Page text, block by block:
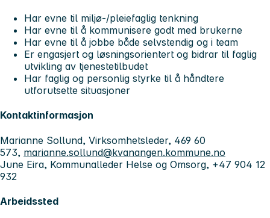
Har evne til miljø-/pleiefaglig tenkning
Har evne til å kommunisere godt med brukerne
Har evne til å jobbe både selvstendig og i team
Er engasjert og løsningsorientert og bidrar til faglig
utvikling av tjenestetilbudet
Har faglig og personlig styrke til å håndtere
utforutsette situasjoner
Kontaktinformasjon
Marianne Sollund, Virksomhetsleder, 469 60
573, marianne.sollund@kvanangen.kommune.no
June Eira, Kommunalleder Helse og Omsorg, +47 904 12
932
Arbeidssted